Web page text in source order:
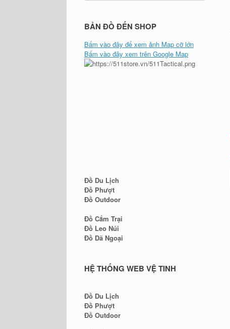
BẢN ĐỒ ĐẾN SHOP
Bấm vào đây để xem ảnh Map cỡ lớn
Bấm vào đây xem trên Google Map
Đồ Du Lịch
Đồ Phượt
Đồ Outdoor
Đồ Cắm Trại
Đồ Leo Núi
Đồ Dã Ngoại
HỆ THỐNG WEB VỆ TINH
Đồ Du Lịch
Đồ Phượt
Đồ Outdoor